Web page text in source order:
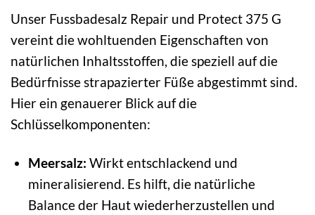
Unser Fussbadesalz Repair und Protect 375 G
vereint die wohltuenden Eigenschaften von
natürlichen Inhaltsstoffen, die speziell auf die
Bedürfnisse strapazierter Füße abgestimmt sind.
Hier ein genauerer Blick auf die
Schlüsselkomponenten:
Meersalz: Wirkt entschlackend und
mineralisierend. Es hilft, die natürliche
Balance der Haut wiederherzustellen und